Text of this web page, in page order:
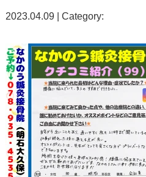
2023.04.09 | Category: